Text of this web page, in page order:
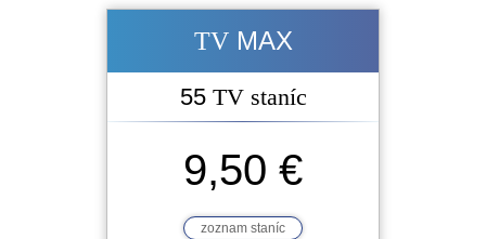
TVMAX
55 TV staníc
9,50 €
zoznam staníc